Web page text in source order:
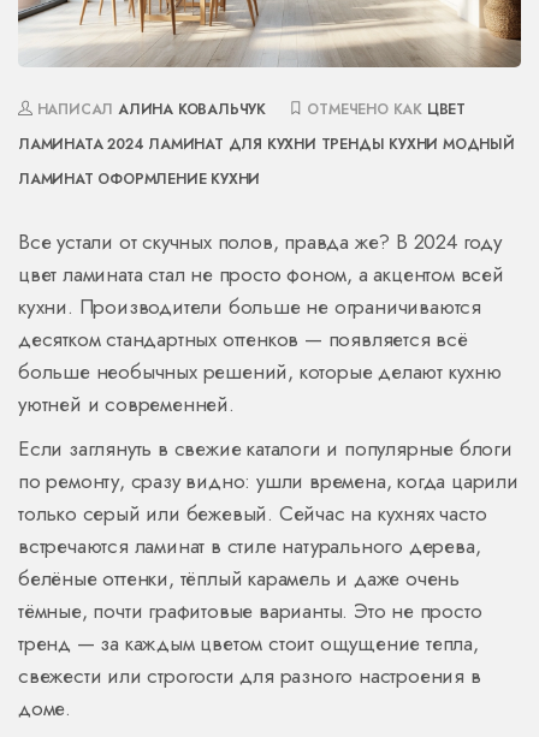
НАПИСАЛАЛИНА КОВАЛЬЧУК ОТМЕЧЕНО КАК ЦВЕТ
ЛАМИНАТА 2024 ЛАМИНАТ ДЛЯ КУХНИ ТРЕНДЫ КУХНИ МОДНЫЙ
ЛАМИНАТ ОФОРМЛЕНИЕ КУХНИ
Все устали от скучных полов, правда же? В 2024 году
цвет ламината стал не просто фоном, а акцентом всей
кухни. Производители больше не ограничиваются
десятком стандартных оттенков — появляется всё
больше необычных решений, которые делают кухню
уютней и современней.
Если заглянуть в свежие каталоги и популярные блоги
по ремонту, сразу видно: ушли времена, когда царили
только серый или бежевый. Сейчас на кухнях часто
встречаются ламинат в стиле натурального дерева,
белёные оттенки, тёплый карамель и даже очень
тёмные, почти графитовые варианты. Это не просто
тренд — за каждым цветом стоит ощущение тепла,
свежести или строгости для разного настроения в
доме.